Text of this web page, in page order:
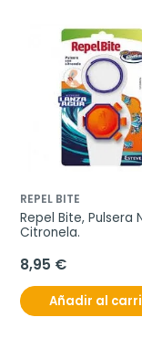
REPEL BITE
Repel Bite, Pulsera
Citronela.
8,95 €
Añadir al